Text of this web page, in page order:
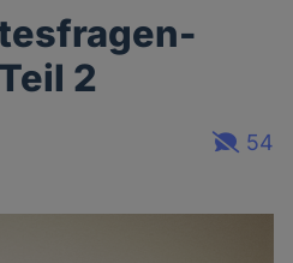
2
54